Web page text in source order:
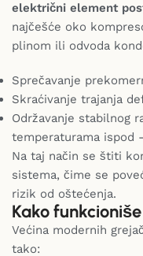
električni element
najčešće oko
plinom ili odvoda
Sprečavanje
Skraćivanje trajanja
Održavanje stabilnog
temperaturama ispod -
Na taj način se štiti
sistema, čime se
rizik od oštećenja.
Kako
Većina modernih
tako: